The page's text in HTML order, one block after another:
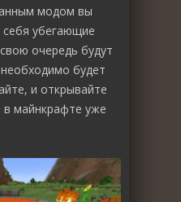
модом вы
убегающие
очередь будут
будет
и открывайте
в майнкрафте уже